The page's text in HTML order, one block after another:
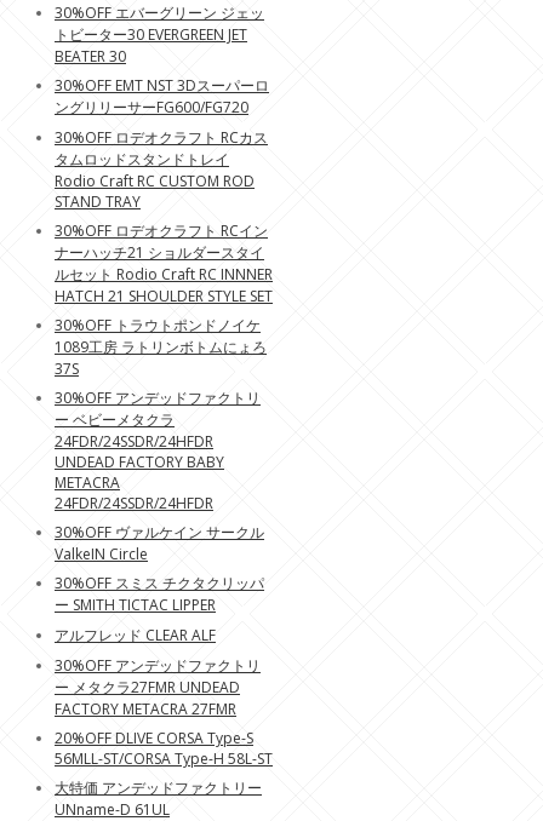
30%OFF エバーグリーン ジェッ
トビーター30 EVERGREEN JET
BEATER 30
30%OFF EMT NST 3Dスーパーロ
ングリリーサーFG600/FG720
30%OFF ロデオクラフト RCカス
タムロッドスタンドトレイ
Rodio Craft RC CUSTOM ROD
STAND TRAY
30%OFF ロデオクラフト RCイン
ナーハッチ21 ショルダースタイ
ルセット Rodio Craft RC INNNER
HATCH 21 SHOULDER STYLE SET
30%OFF トラウトポンドノイケ
1089工房 ラトリンボトムにょろ
37S
30%OFF アンデッドファクトリ
ー ベビーメタクラ
24FDR/24SSDR/24HFDR
UNDEAD FACTORY BABY
METACRA
24FDR/24SSDR/24HFDR
30%OFF ヴァルケイン サークル
ValkeIN Circle
30%OFF スミス チクタクリッパ
ー SMITH TICTAC LIPPER
アルフレッド CLEAR ALF
30%OFF アンデッドファクトリ
ー メタクラ27FMR UNDEAD
FACTORY METACRA 27FMR
20%OFF DLIVE CORSA Type-S
56MLL-ST/CORSA Type-H 58L-ST
大特価 アンデッドファクトリー
UNname-D 61UL